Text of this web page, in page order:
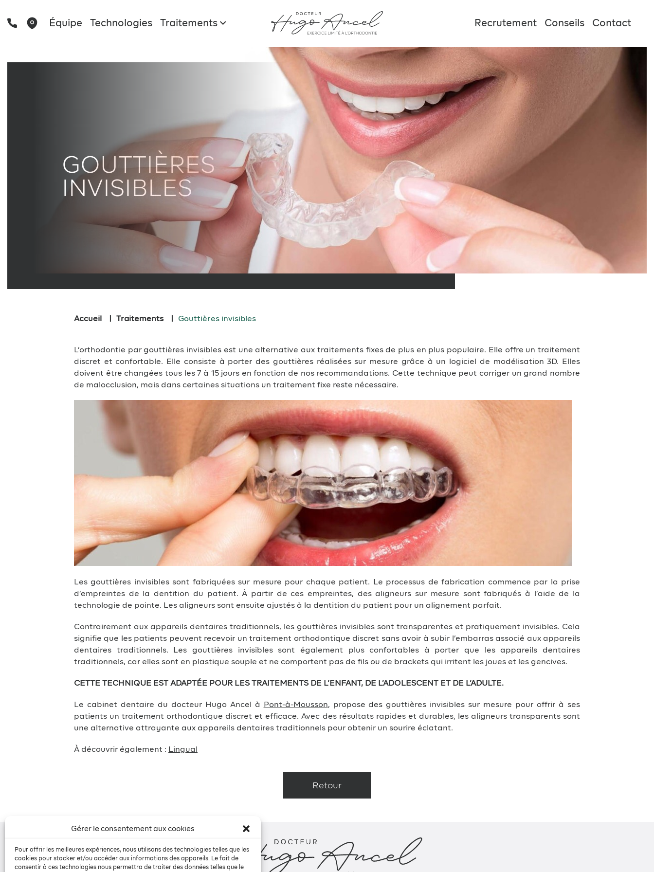
Gérer le consentement aux cookies
Pour offrir les meilleures expériences, nous utilisons des technologies telles que les
cookies pour stocker et/ou accéder aux informations des appareils. Le fait de
consentir à ces technologies nous permettra de traiter des données telles que le
Équipe Technologies Traitements Recrutement Conseils Contact
GOUTTIÈRES
INVISIBLES
Accueil Traitements Gouttières invisibles
L’orthodontie par gouttières invisibles est une alternative aux traitements fixes de plus en plus populaire. Elle offre un traitement
discret et confortable. Elle consiste à porter des gouttières réalisées sur mesure grâce à un logiciel de modélisation 3D. Elles
doivent être changées tous les 7 à 15 jours en fonction de nos recommandations. Cette technique peut corriger un grand nombre
de malocclusion, mais dans certaines situations un traitement fixe reste nécessaire.
Les gouttières invisibles sont fabriquées sur mesure pour chaque patient. Le processus de fabrication commence par la prise
d’empreintes de la dentition du patient. À partir de ces empreintes, des aligneurs sur mesure sont fabriqués à l’aide de la
technologie de pointe. Les aligneurs sont ensuite ajustés à la dentition du patient pour un alignement parfait.
Contrairement aux appareils dentaires traditionnels, les gouttières invisibles sont transparentes et pratiquement invisibles. Cela
signifie que les patients peuvent recevoir un traitement orthodontique discret sans avoir à subir l’embarras associé aux appareils
dentaires traditionnels. Les gouttières invisibles sont également plus confortables à porter que les appareils dentaires
traditionnels, car elles sont en plastique souple et ne comportent pas de fils ou de brackets qui irritent les joues et les gencives.
CETTE TECHNIQUE EST ADAPTÉE POUR LES TRAITEMENTS DE L’ENFANT, DE L’ADOLESCENT ET DE L’ADULTE.
Le cabinet dentaire du docteur Hugo Ancel à Pont-à-Mousson, propose des gouttières invisibles sur mesure pour offrir à ses
patients un traitement orthodontique discret et efficace. Avec des résultats rapides et durables, les aligneurs transparents sont
une alternative attrayante aux appareils dentaires traditionnels pour obtenir un sourire éclatant.
À découvrir également : Lingual
Retour